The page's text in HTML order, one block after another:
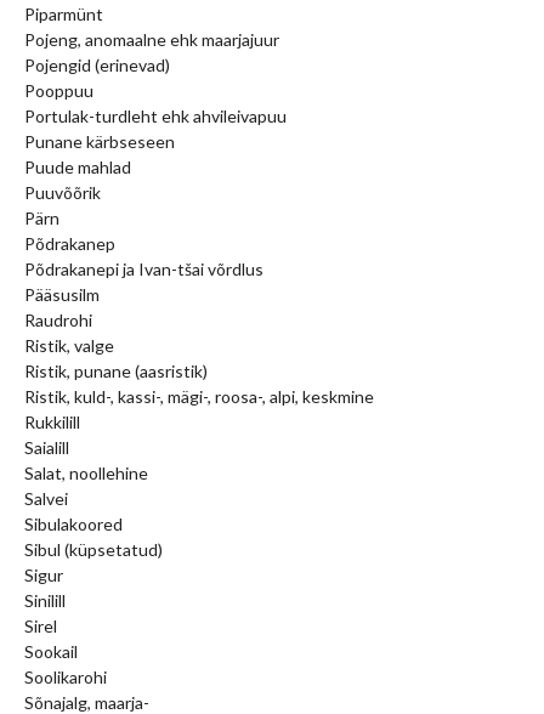
Piparmünt
Pojeng, anomaalne ehk maarjajuur
Pojengid (erinevad)
Pooppuu
Portulak-turdleht ehk ahvileivapuu
Punane kärbseseen
Puude mahlad
Puuvõõrik
Pärn
Põdrakanep
Põdrakanepi ja Ivan-tšai võrdlus
Pääsusilm
Raudrohi
Ristik, valge
Ristik, punane (aasristik)
Ristik, kuld-, kassi-, mägi-, roosa-, alpi, keskmine
Rukkilill
Saialill
Salat, noollehine
Salvei
Sibulakoored
Sibul (küpsetatud)
Sigur
Sinilill
Sirel
Sookail
Soolikarohi
Sõnajalg, maarja-